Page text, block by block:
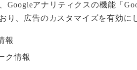
Googleアナリティクスの機能「
り、広告のカスタマイズを有効に
報
ク情報